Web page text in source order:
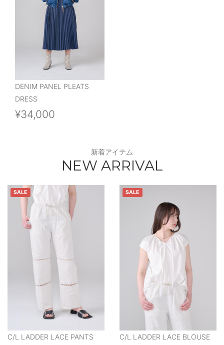
DENIM PANEL PLEATS
DRESS
¥34,000
新着アイテム
NEW ARRIVAL
SALE
C/L LADDER LACE PANTS
SALE
C/L LADDER LACE BLOUSE